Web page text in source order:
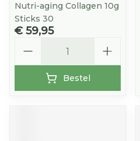
Nutri-aging Collagen 10g
Sticks 30
€ 59,95
Bestel